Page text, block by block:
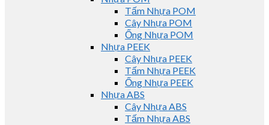
Tấm Nhựa POM
Cây Nhựa POM
Ống Nhựa POM
Nhựa PEEK
Cây Nhựa PEEK
Tấm Nhựa PEEK
Ống Nhựa PEEK
Nhựa ABS
Cây Nhựa ABS
Tấm Nhựa ABS